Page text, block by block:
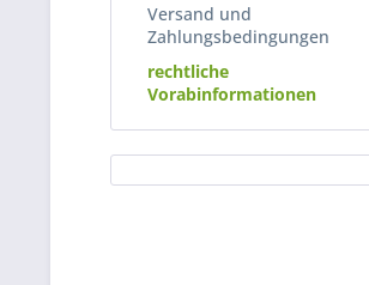
Versand und
Zahlungsbedingungen
rechtliche
Vorabinformationen